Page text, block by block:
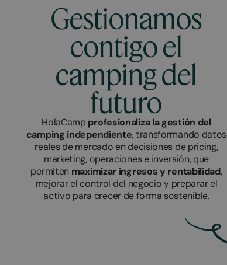
Gestionamos
contigo el
camping del
futuro
HolaCamp profesionaliza la gestión del
camping independiente, transformando datos
reales de mercado en decisiones de pricing,
marketing, operaciones e inversión, que
permiten maximizar ingresos y rentabilidad,
mejorar el control del negocio y preparar el
activo para crecer de forma sostenible.